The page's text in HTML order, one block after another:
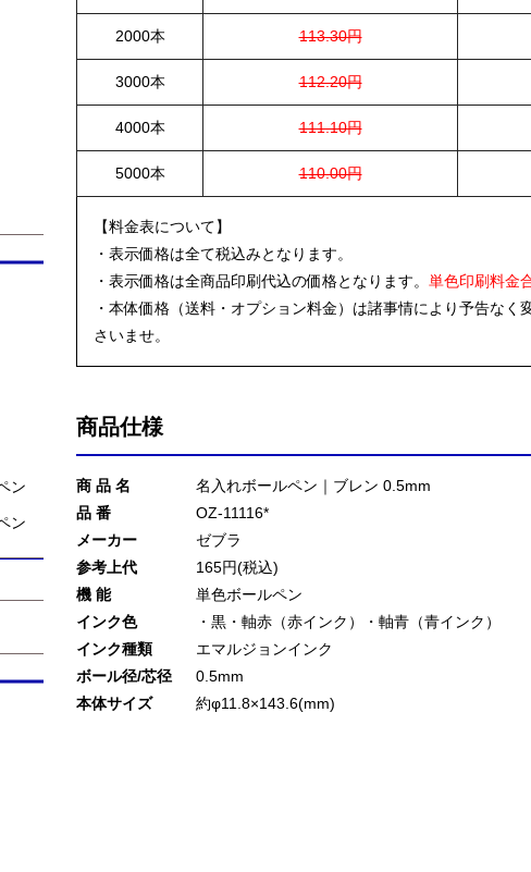
ン
ン
2000本 113.30円
3000本 112.20円
4000本 111.10円
5000本 110.00円
【料金表について】
・表示価格は全て税込みとなります。
・表示価格は全商品印刷代込の価格となります。 単色印刷料金
・本体価格（送料・オプション料金）は諸事情により予告な
さいませ。
商品仕様
商 品 名
名入れボールペン｜ブレン 0.5mm
品 番
OZ-11116*
メーカー
ゼブラ
参考上代
165円(税込)
機 能
単色ボールペン
インク色
・黒・軸赤（赤インク）・軸青（青インク）
インク種類
エマルジョンインク
ボール径/芯径
0.5mm
本体サイズ
約φ11.8×143.6(mm)